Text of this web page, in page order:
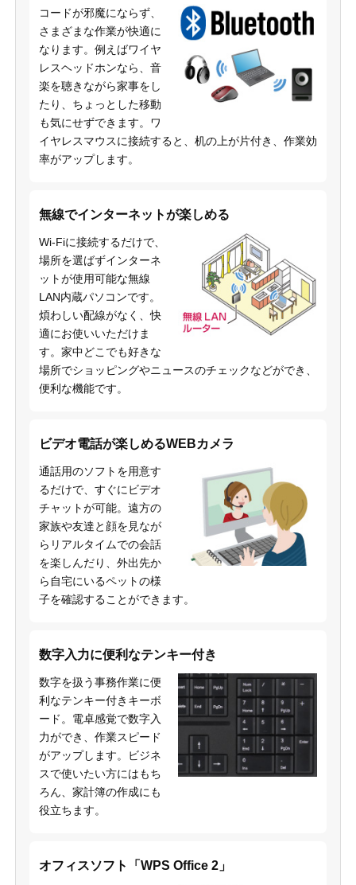
コードが邪魔にならず、
さまざまな作業が快適に
なります。例えばワイヤ
レスヘッドホンなら、音
楽を聴きながら家事をし
たり、ちょっとした移動
も気にせずできます。ワ
イヤレスマウスに接続すると、机の上が片付き、作業効
率がアップします。
無線でインターネットが楽しめる
Wi-Fiに接続するだけで、
場所を選ばずインターネ
ットが使用可能な無線
LAN内蔵パソコンです。
煩わしい配線がなく、快
適にお使いいただけま
す。家中どこでも好きな
場所でショッピングやニュースのチェックなどができ、
便利な機能です。
ビデオ電話が楽しめるWEBカメラ
通話用のソフトを用意す
るだけで、すぐにビデオ
チャットが可能。遠方の
家族や友達と顔を見なが
らリアルタイムでの会話
を楽しんだり、外出先か
ら自宅にいるペットの様
子を確認することができます。
数字入力に便利なテンキー付き
数字を扱う事務作業に便
利なテンキー付きキーボ
ード。電卓感覚で数字入
力ができ、作業スピード
がアップします。ビジネ
スで使いたい方にはもち
ろん、家計簿の作成にも
役立ちます。
オフィスソフト「WPS Office 2」